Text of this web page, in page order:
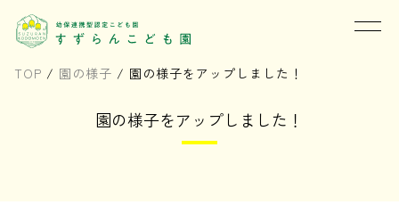
TOP / 園の様子 / 園の様子をアップしました！
園の様子をアップしました！